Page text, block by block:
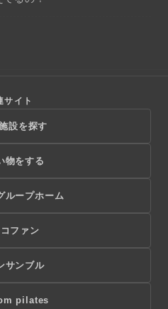
サイト
設を探す
物をする
ループホーム
ファン
サンブル
pilates